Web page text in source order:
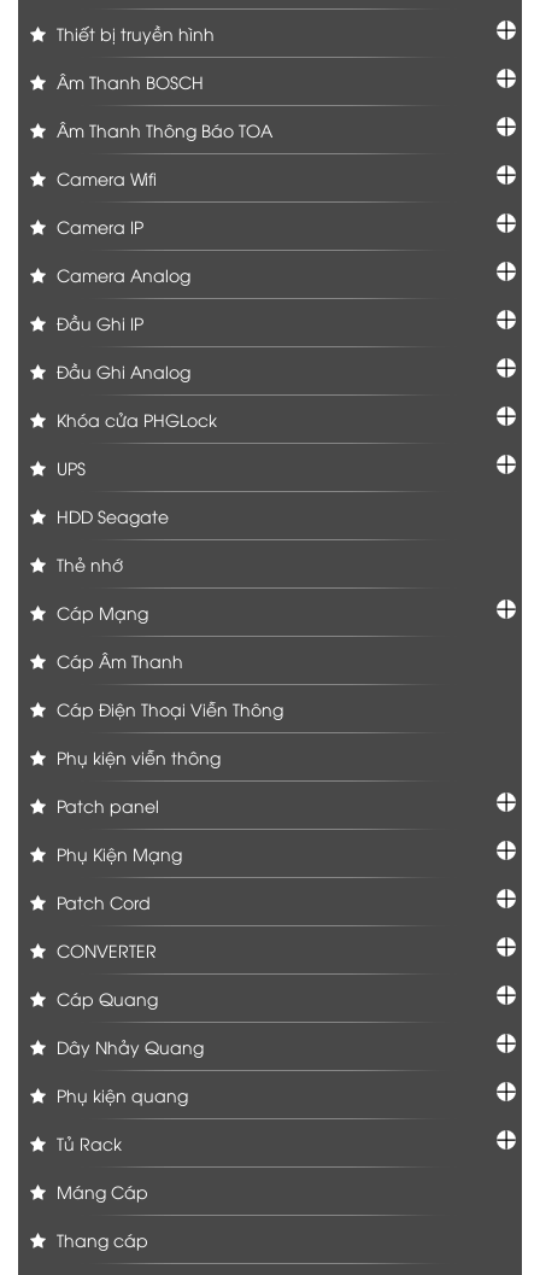
Thiết bị truyền hình
Âm Thanh BOSCH
Âm Thanh Thông Báo TOA
Camera Wifi
Camera IP
Camera Analog
Đầu Ghi IP
Đầu Ghi Analog
Khóa cửa PHGLock
UPS
HDD Seagate
Thẻ nhớ
Cáp Mạng
Cáp Âm Thanh
Cáp Điện Thoại Viễn Thông
Phụ kiện viễn thông
Patch panel
Phụ Kiện Mạng
Patch Cord
CONVERTER
Cáp Quang
Dây Nhảy Quang
Phụ kiện quang
Tủ Rack
Máng Cáp
Thang cáp